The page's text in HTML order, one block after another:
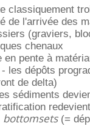
classiquement
de l'arrivée des
(graviers,
chenaux
en pente à
les dépôts
de delta)
sédiments
bottomsets(=